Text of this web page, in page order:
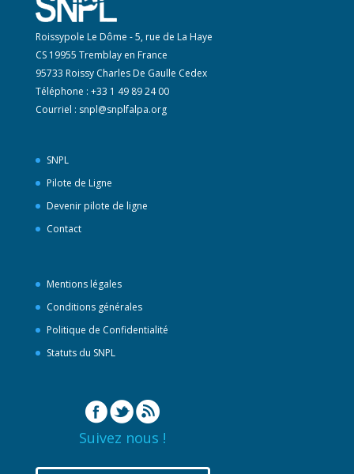
Roissypole Le Dôme - 5, rue de La Haye
CS 19955 Tremblay en France
95733 Roissy Charles De Gaulle Cedex
Téléphone : +33 1 49 89 24 00
Courriel : snpl@snplfalpa.org
SNPL
Pilote de Ligne
Devenir pilote de ligne
Contact
Mentions légales
Conditions générales
Politique de Confidentialité
Statuts du SNPL
Suivez nous !